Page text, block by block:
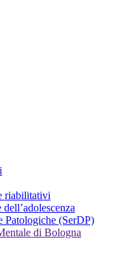
riabilitativi
Patologiche (SerDP)
di Bologna